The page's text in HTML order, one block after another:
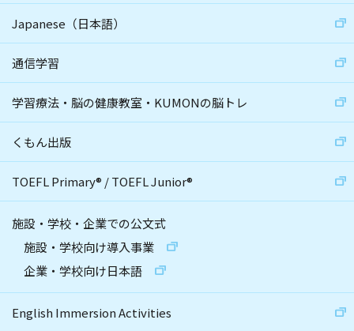
Japanese（日本語）
通信学習
学習療法・脳の健康教室・KUMONの脳トレ
くもん出版
TOEFL Primary® /TOEFL Junior®
施設・学校・企業での公文式
施設・学校向け導入事業
企業・学校向け日本語
English Immersion Activities